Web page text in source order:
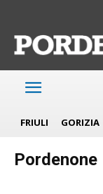
FRIULI GORIZIA
Pordenone